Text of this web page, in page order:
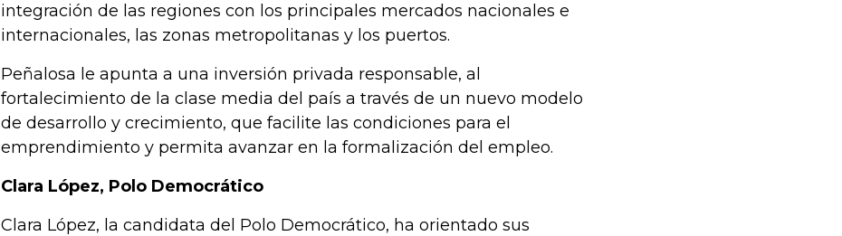
integración de las regiones con los principales mercados nacionales e
internacionales, las zonas metropolitanas y los puertos.
Peñalosa le apunta a una inversión privada responsable, al
fortalecimiento de la clase media del país a través de un nuevo modelo
de desarrollo y crecimiento, que facilite las condiciones para el
emprendimiento y permita avanzar en la formalización del empleo.
Clara López, Polo Democrático
Clara López, la candidata del Polo Democrático, ha orientado sus